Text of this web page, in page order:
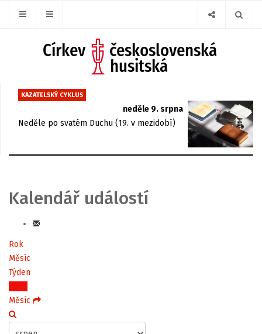
KAZATELSKÝ CYKLUS
neděle 9. srpna
Neděle po svatém Duchu (19. v mezidobí)
Kalendář událostí
Rok
Měsíc
Týden
Dnes
Měsíc